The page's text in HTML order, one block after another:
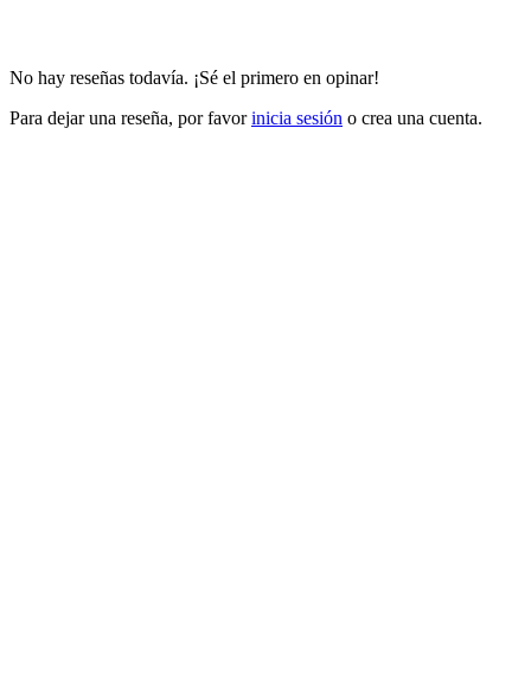
No hay reseñas todavía. ¡Sé el primero en opinar!
Para dejar una reseña, por favorinicia sesión o crea una cuenta.